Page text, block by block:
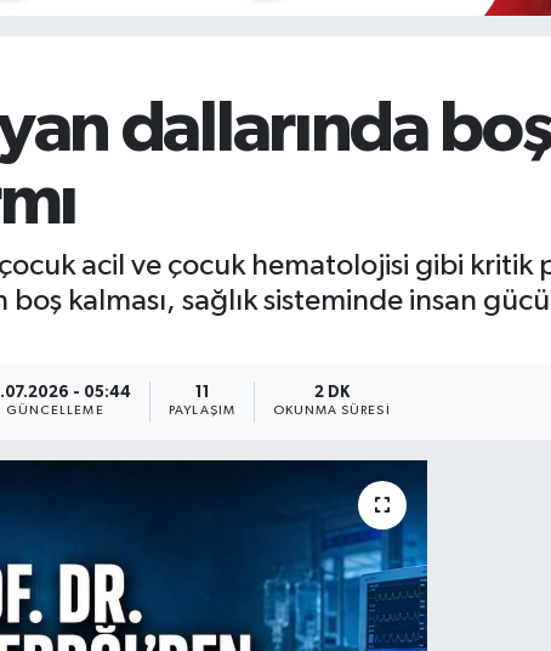
dallarında boş
acil ve çocuk hematolojisi gibi kritik
kalması, sağlık sisteminde insan
- 05:44
GÜNCELLEME PAYLAŞIM
2 DK
OKUNMA SÜRESI